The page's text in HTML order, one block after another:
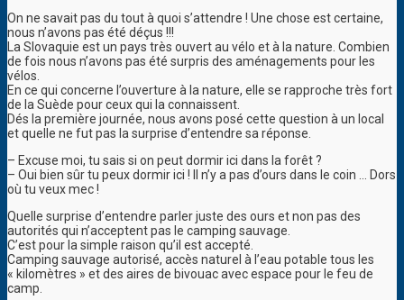
On ne savait pas du tout à quoi s’attendre ! Une chose est certaine,
nous n’avons pas été déçus !!!
La Slovaquie est un pays très ouvert au vélo et à la nature. Combien
de fois nous n’avons pas été surpris des aménagements pour les
vélos.
En ce qui concerne l’ouverture à la nature, elle se rapproche très fort
de la Suède pour ceux qui la connaissent.
Dés la première journée, nous avons posé cette question à un local
et quelle ne fut pas la surprise d’entendre sa réponse.
– Excuse moi, tu sais si on peut dormir ici dans la forêt ?
– Oui bien sûr tu peux dormir ici ! Il n’y a pas d’ours dans le coin … Dors
où tu veux mec !
Quelle surprise d’entendre parler juste des ours et non pas des
autorités qui n’acceptent pas le camping sauvage.
C’est pour la simple raison qu’il est accepté.
Camping sauvage autorisé, accès naturel à l’eau potable tous les
« kilomètres » et des aires de bivouac avec espace pour le feu de
camp.